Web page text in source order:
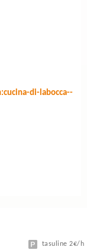
di-labocca--
tasuline 2€/h